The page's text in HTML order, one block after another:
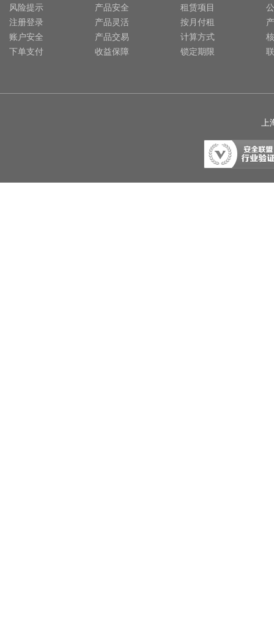
风险提示
注册登录
账户安全
下单支付
产品安全
产品灵活
产品交易
收益保障
租赁项目
按月付租
计算方式
锁定期限